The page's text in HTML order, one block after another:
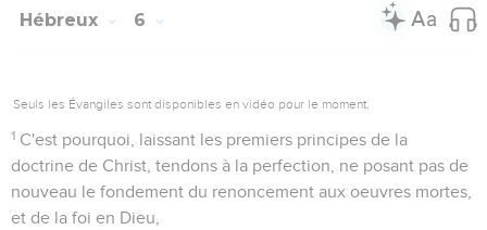
Hébreux 6
Seuls les Évangiles sont disponibles en vidéo pour le moment.
1 C'est pourquoi, laissant les premiers principes de la
doctrine de Christ, tendons à la perfection, ne posant pas de
nouveau le fondement du renoncement aux oeuvres mortes,
et de la foi en Dieu,